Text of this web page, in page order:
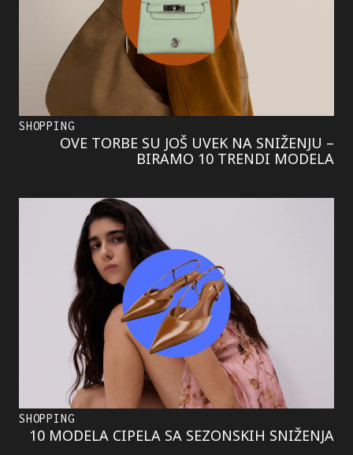
SHOPPING
OVE TORBE SU JOŠ UVEK NA SNIŽENJU –
BIRAMO 10 TRENDI MODELA
SHOPPING
10 MODELA CIPELA SA SEZONSKIH SNIŽENJA